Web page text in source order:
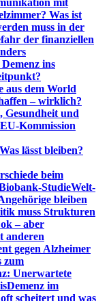
mit
Was ist
muss in der
der finanziellen
ins
aus dem World
– wirklich?
und
EU-Kommission
lässt bleiben?
beim
StudieWelt-
bleiben
muss Strukturen
– aber
anderen
gegen Alzheimer
zum
Unerwartete
Demenz im
scheitert und was